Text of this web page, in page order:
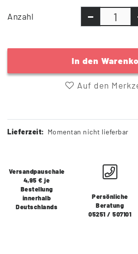
Anzahl
In den
Auf den
Lieferzeit: Momentan nicht lieferbar
Versandpauschale
4,95 € je
Bestellung
innerhalb
Deutschlands
Persönliche
Beratung
05251 / 507101